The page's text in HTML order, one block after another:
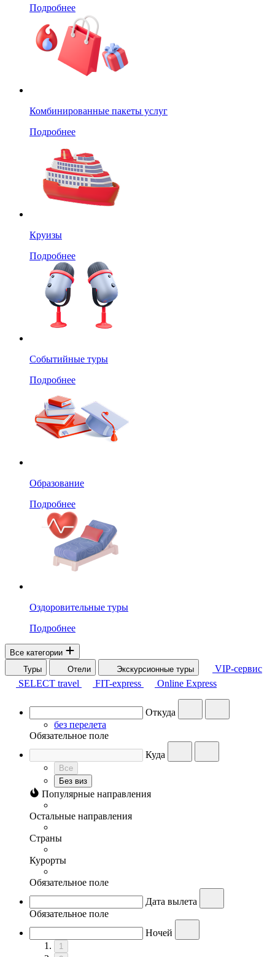
Подробнее
Комбинированные пакеты услуг
Подробнее
Круизы
Подробнее
Событийные туры
Подробнее
Образование
Подробнее
Оздоровительные туры
Подробнее
Все категории
Туры
Отели Экскурсионные туры
VIP-сервис
SELECT travel
FIT-express Online Express
Откуда
без перелета
Обязательное поле
Куда
Все
Без виз
Популярные направления
Остальные направления
Страны
Курорты
Обязательное поле
Дата вылета
Обязательное поле
Ночей
1